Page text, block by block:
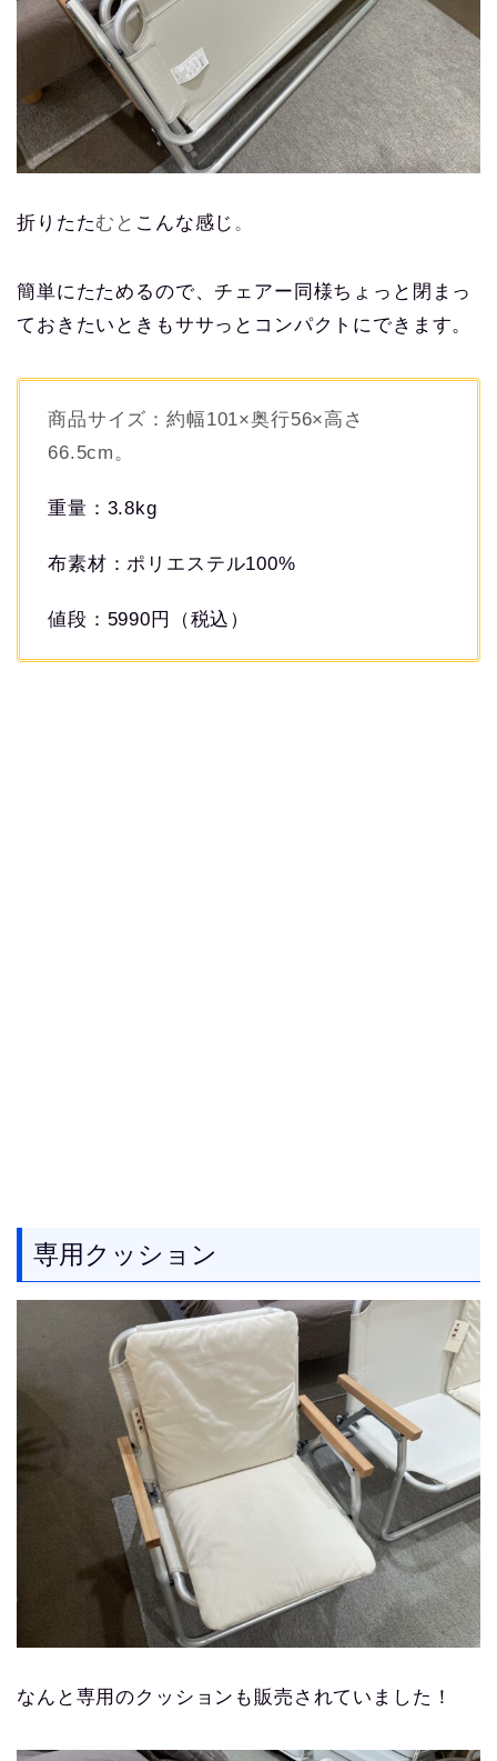
折りたたむと こんな感じ 。
簡単にたためるので、チェアー同様ちょっと閉まっ
ておきたいときもササっとコンパクトにできます。
商品サイズ：約幅101×奥行56×高さ
66.5cm。
重量：3.8kg
布素材：ポリエステル100%
値段：5990円（税込）
専用クッション
なんと専用のクッションも販売されていました！